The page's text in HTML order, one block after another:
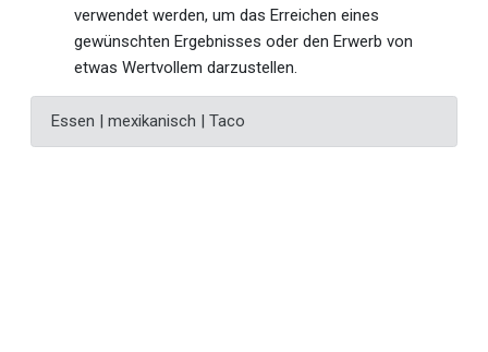
verwendet werden, um das Erreichen eines
gewünschten Ergebnisses oder den Erwerb von
etwas Wertvollem darzustellen.
Essen | mexikanisch | Taco